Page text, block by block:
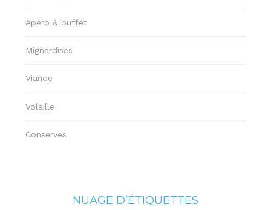
Apéro & buffet
Mignardises
Viande
Volaille
Conserves
NUAGE D’ÉTIQUETTES